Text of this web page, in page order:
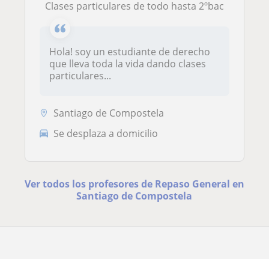
Clases particulares de todo hasta 2ºbac
Hola! soy un estudiante de derecho
que lleva toda la vida dando clases
particulares...
Santiago de Compostela
Se desplaza a domicilio
Ver todos los profesores de Repaso General en
Santiago de Compostela